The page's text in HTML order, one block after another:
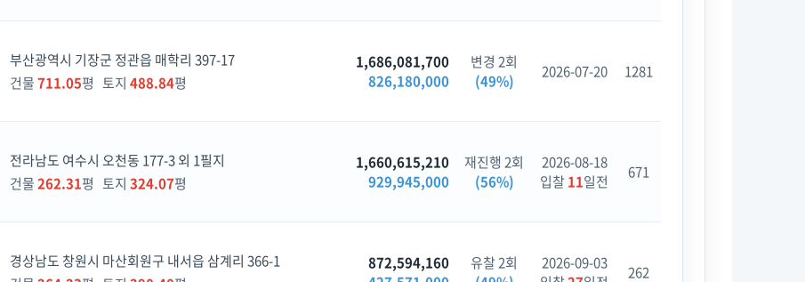
부산광역시 기장군 정관읍 매학리 397-17
건물711.05평 토지 488.84평
1,686,081,700
826,180,000
변경 2회
(49%)
2026-07-20 1281
전라남도 여수시 오천동 177-3 외 1필지
건물262.31평 토지 324.07평
1,660,615,210
929,945,000
재진행 2회
(56%)
2026-08-18
입찰11일전 671
경상남도 창원시 마산회원구 내서읍 삼계리 366-1
872,594,160
유찰 2회
2026-09-03
262